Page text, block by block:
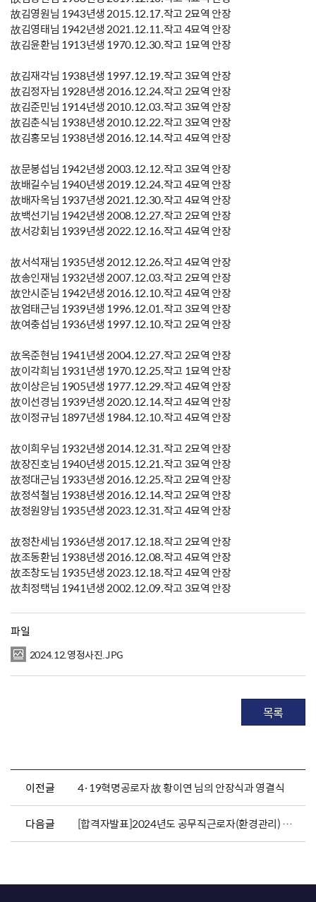
故김영원님 1943년생 2015.12.17.작고 2묘역 안장
故김영태님 1942년생 2021.12.11.작고 4묘역 안장
故김윤환님 1913년생 1970.12.30.작고 1묘역 안장
故김재각님 1938년생 1997.12.19.작고 3묘역 안장
故김정자님 1928년생 2016.12.24.작고 2묘역 안장
故김준민님 1914년생 2010.12.03.작고 3묘역 안장
故김춘식님 1938년생 2010.12.22.작고 3묘역 안장
故김홍모님 1938년생 2016.12.14.작고 4묘역 안장
故문봉섭님 1942년생 2003.12.12.작고 3묘역 안장
故배길수님 1940년생 2019.12.24.작고 4묘역 안장
故배자옥님 1937년생 2021.12.30.작고 4묘역 안장
故백선기님 1942년생 2008.12.27.작고 2묘역 안장
故서강회님 1939년생 2022.12.16.작고 4묘역 안장
故서석재님 1935년생 2012.12.26.작고 4묘역 안장
故송인재님 1932년생 2007.12.03.작고 2묘역 안장
故안시준님 1942년생 2016.12.10.작고 4묘역 안장
故엄태근님 1939년생 1996.12.01.작고 3묘역 안장
故여충섭님 1936년생 1997.12.10.작고 2묘역 안장
故옥준현님 1941년생 2004.12.27.작고 2묘역 안장
故이각희님 1931년생 1970.12.25.작고 1묘역 안장
故이상은님 1905년생 1977.12.29.작고 4묘역 안장
故이선경님 1939년생 2020.12.14.작고 4묘역 안장
故이정규님 1897년생 1984.12.10.작고 4묘역 안장
故이희우님 1932년생 2014.12.31.작고 2묘역 안장
故장진호님 1940년생 2015.12.21.작고 3묘역 안장
故정대근님 1933년생 2016.12.25.작고 2묘역 안장
故정석철님 1938년생 2016.12.14.작고 2묘역 안장
故정원양님 1935년생 2023.12.31.작고 4묘역 안장
故정찬세님 1936년생 2017.12.18.작고 2묘역 안장
故조동환님 1938년생 2016.12.08.작고 4묘역 안장
故조창도님 1935년생 2023.12.18.작고 4묘역 안장
故최정택님 1941년생 2002.12.09.작고 3묘역 안장
파일
2024.12.영정사진.JPG
목록
이전글 4·19혁명공로자 故 황이연 님의 안장식과 영결식
다음글 [합격자발표]2024년도 공무직근로자(환경관리) 채용 면접합격자 및 등록일정 공고